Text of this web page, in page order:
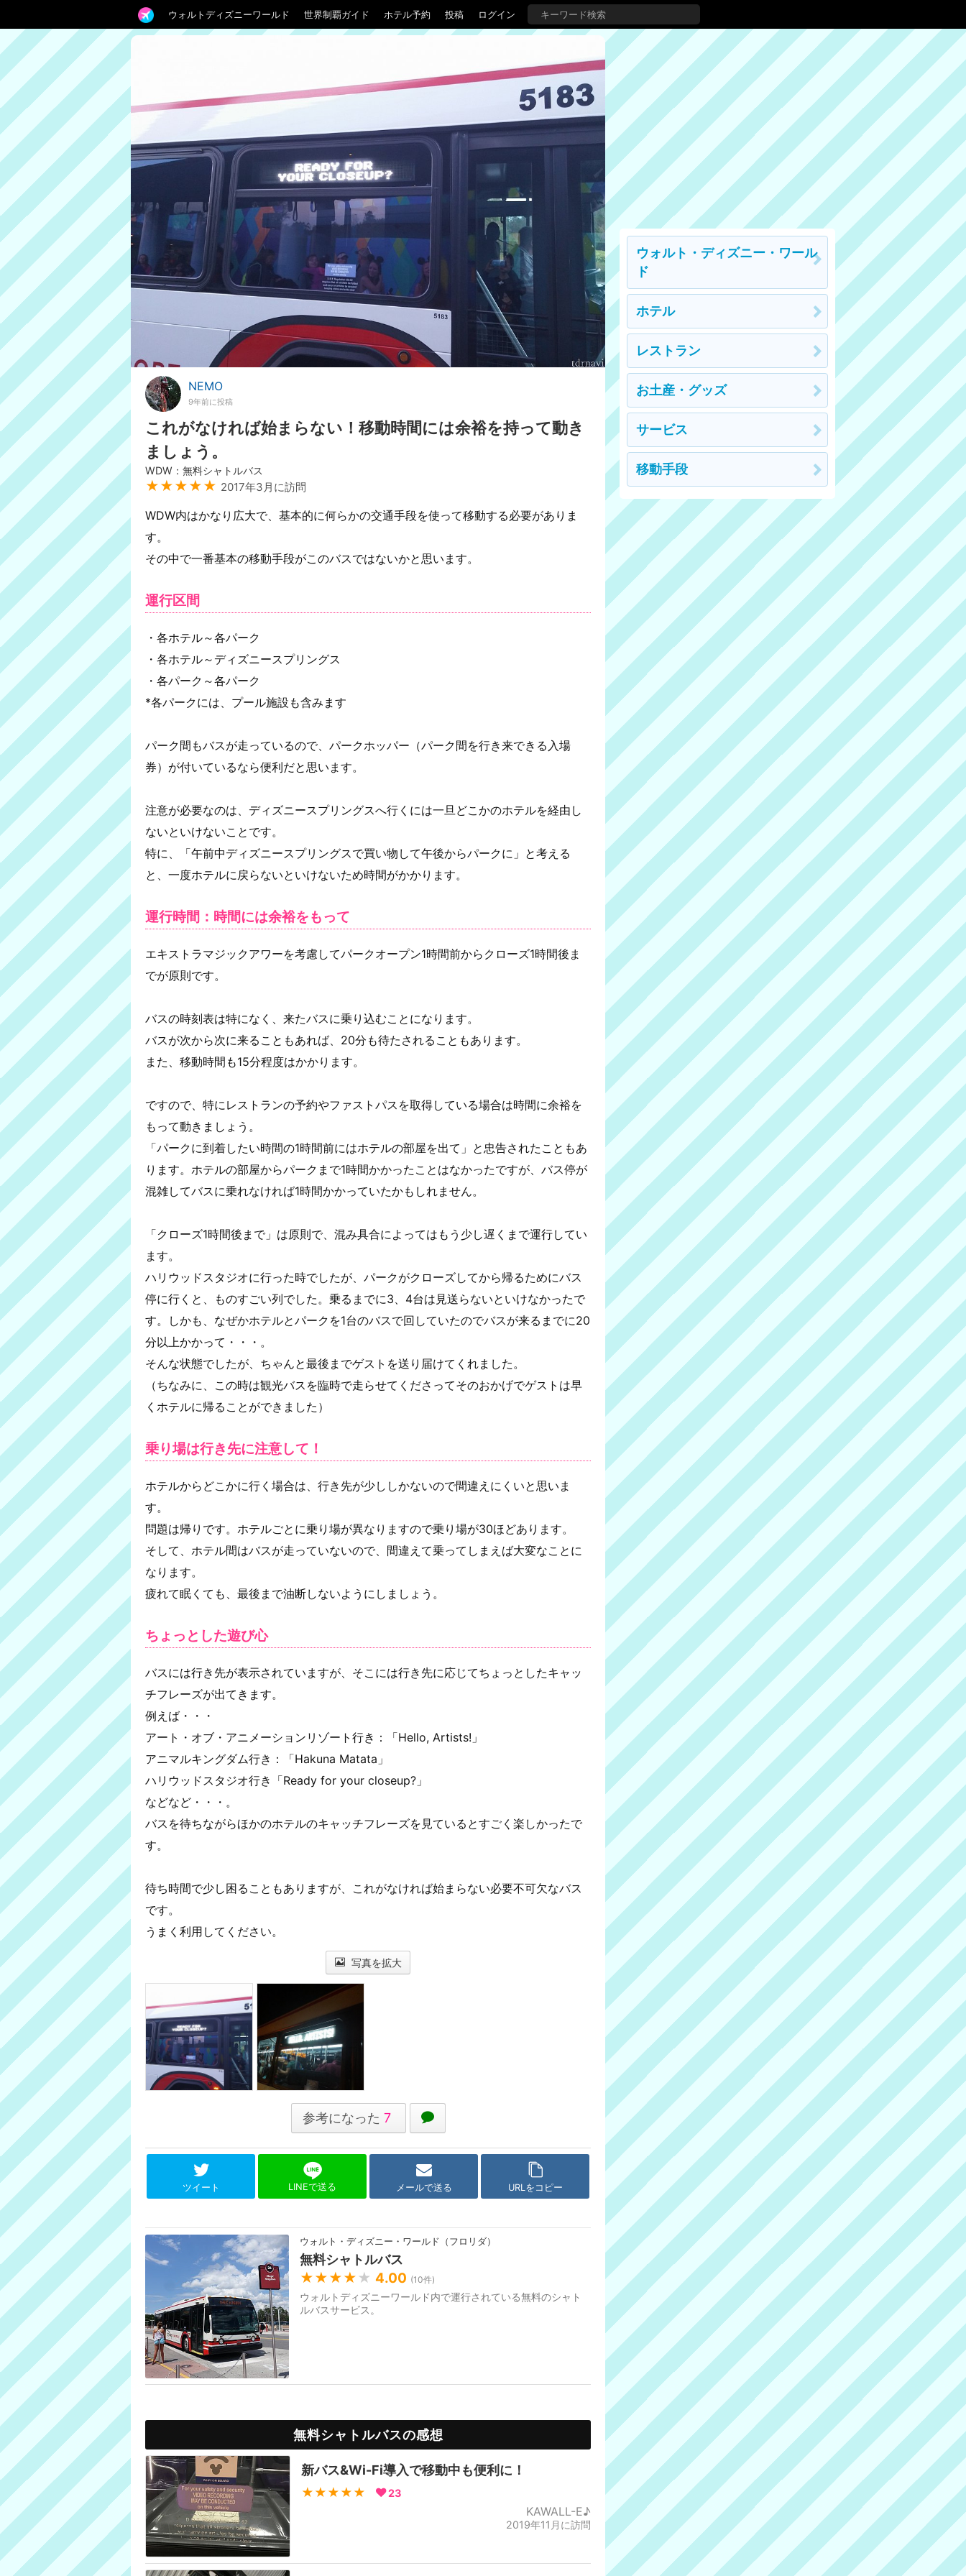
ウォルトディズニーワールド 世界制覇ガイド ホテル予約 投稿 ログイン
NEMO
9年前に投稿
これがなければ始まらない！移動時間には余裕を持って動き
ましょう。
WDW：無料シャトルバス
★★★★★ 2017年3月に訪問
WDW内はかなり広大で、基本的に何らかの交通手段を使って移動する必要がありま
す。
その中で一番基本の移動手段がこのバスではないかと思います。
運行区間
・各ホテル～各パーク
・各ホテル～ディズニースプリングス
・各パーク～各パーク
*各パークには、プール施設も含みます
パーク間もバスが走っているので、パークホッパー（パーク間を行き来できる入場
券）が付いているなら便利だと思います。
注意が必要なのは、ディズニースプリングスへ行くには一旦どこかのホテルを経由し
ないといけないことです。
特に、「午前中ディズニースプリングスで買い物して午後からパークに」と考える
と、一度ホテルに戻らないといけないため時間がかかります。
運行時間：時間には余裕をもって
エキストラマジックアワーを考慮してパークオープン1時間前からクローズ1時間後ま
でが原則です。
バスの時刻表は特になく、来たバスに乗り込むことになります。
バスが次から次に来ることもあれば、20分も待たされることもあります。
また、移動時間も15分程度はかかります。
ですので、特にレストランの予約やファストパスを取得している場合は時間に余裕を
もって動きましょう。
「パークに到着したい時間の1時間前にはホテルの部屋を出て」と忠告されたこともあ
ります。ホテルの部屋からパークまで1時間かかったことはなかったですが、バス停が
混雑してバスに乗れなければ1時間かかっていたかもしれません。
「クローズ1時間後まで」は原則で、混み具合によってはもう少し遅くまで運行してい
ます。
ハリウッドスタジオに行った時でしたが、パークがクローズしてから帰るためにバス
停に行くと、ものすごい列でした。乗るまでに3、4台は見送らないといけなかったで
す。しかも、なぜかホテルとパークを1台のバスで回していたのでバスが来るまでに20
分以上かかって・・・。
そんな状態でしたが、ちゃんと最後までゲストを送り届けてくれました。
（ちなみに、この時は観光バスを臨時で走らせてくださってそのおかげでゲストは早
くホテルに帰ることができました）
乗り場は行き先に注意して！
ホテルからどこかに行く場合は、行き先が少ししかないので間違えにくいと思いま
す。
問題は帰りです。ホテルごとに乗り場が異なりますので乗り場が30ほどあります。
そして、ホテル間はバスが走っていないので、間違えて乗ってしまえば大変なことに
なります。
疲れて眠くても、最後まで油断しないようにしましょう。
ちょっとした遊び心
バスには行き先が表示されていますが、そこには行き先に応じてちょっとしたキャッ
チフレーズが出てきます。
例えば・・・
アート・オブ・アニメーションリゾート行き：「Hello, Artists!」
アニマルキングダム行き：「Hakuna Matata」
ハリウッドスタジオ行き「Ready for your closeup?」
などなど・・・。
バスを待ちながらほかのホテルのキャッチフレーズを見ているとすごく楽しかったで
す。
待ち時間で少し困ることもありますが、これがなければ始まらない必要不可欠なバス
です。
うまく利用してください。
写真を拡大
参考になった 7
ツイート LINEで送る メールで送る URLをコピー
ウォルト・ディズニー・ワールド（フロリダ）
無料シャトルバス
★★★★ ★ 4.00 (10件)
ウォルトディズニーワールド内で運行されている無料のシャト
ルバスサービス。
無料シャトルバスの感想
新バス&Wi-Fi導入で移動中も便利に！
★★★★★ 23
KAWALL-E♪
2019年11月に訪問
ウォルト・ディズニー・ワール
ド
ホテル
レストラン
お土産・グッズ
サービス
移動手段